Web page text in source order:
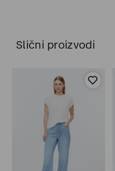
Slični proizvodi